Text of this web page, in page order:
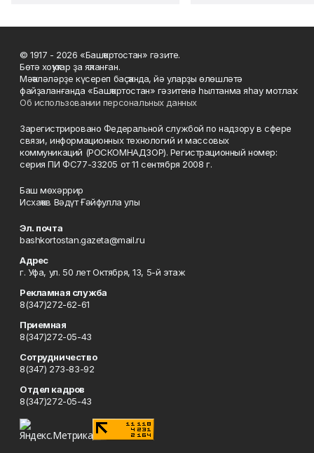
© 1917 - 2026 «Башҡортостан» гәзите.
Бөтә хоҡуҡтар ҙа яҡланған.
Мәҡәләләрҙе күсереп баҫҡанда, йә уларҙы өлөшләтә
файҙаланғанда «Башҡортостан» гәзитенә һылтанма яһау мотлаҡ.
Об использовании персональных данных
Зарегистрировано Федеральной службой по надзору в сфере
связи, информационных технологий и массовых
коммуникаций (РОСКОМНАДЗОР). Регистрационный номер:
серия ПИ ФС77-33205 от 11 сентября 2008 г.
Баш мөхәррир
Исхаҡов Вәдүт Ғәйфулла улы
Эл. почта
bashkortostan.gazeta@mail.ru
Адрес
г. Уфа, ул. 50 лет Октября, 13, 5-й этаж
Рекламная служба
8(347)272-62-61
Приемная
8(347)272-05-43
Сотрудничество
8(347) 273-83-92
Отдел кадров
8(347)272-05-43